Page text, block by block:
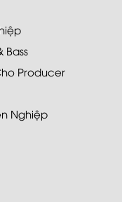
Producer
Nghiệp